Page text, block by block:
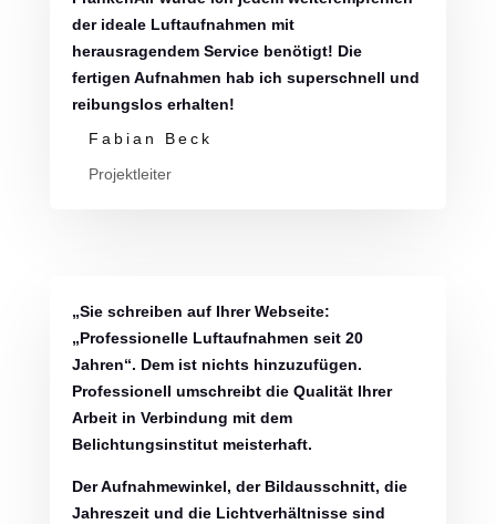
der ideale Luftaufnahmen mit
herausragendem Service benötigt! Die
fertigen Aufnahmen hab ich superschnell und
reibungslos erhalten!
Fabian Beck
Projektleiter
„Sie schreiben auf Ihrer Webseite:
„Professionelle Luftaufnahmen seit 20
Jahren“. Dem ist nichts hinzuzufügen.
Professionell umschreibt die Qualität Ihrer
Arbeit in Verbindung mit dem
Belichtungsinstitut meisterhaft.
Der Aufnahmewinkel, der Bildausschnitt, die
Jahreszeit und die Lichtverhältnisse sind